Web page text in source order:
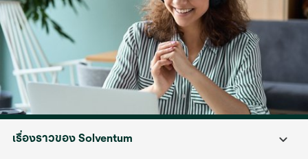
เรื่องราวของ Solventum